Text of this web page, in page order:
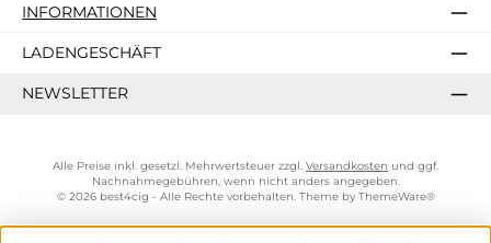
INFORMATIONEN
LADENGESCHÄFT
NEWSLETTER
Alle Preise inkl. gesetzl. Mehrwertsteuer zzgl. Versandkosten und ggf.
Nachnahmegebühren, wenn nicht anders angegeben.
© 2026 best4cig - Alle Rechte vorbehalten. Theme by ThemeWare®